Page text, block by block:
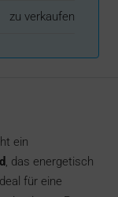
zu verkaufen
ein
, das energetisch
für eine